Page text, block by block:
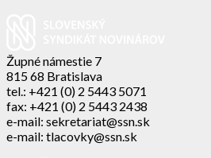
Župné námestie 7
815 68 Bratislava
tel.: +421 (0) 2 5443 5071
fax: +421 (0) 2 5443 2438
e-mail: sekretariat@ssn.sk
e-mail: tlacovky@ssn.sk